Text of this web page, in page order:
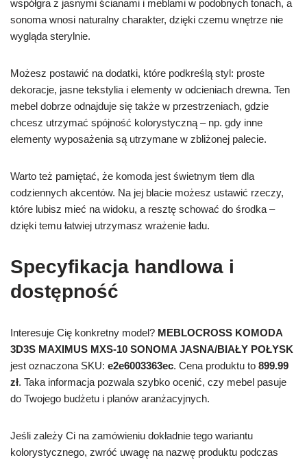
współgra z jasnymi ścianami i meblami w podobnych tonach, a
sonoma wnosi naturalny charakter, dzięki czemu wnętrze nie
wygląda sterylnie.
Możesz postawić na dodatki, które podkreślą styl: proste
dekoracje, jasne tekstylia i elementy w odcieniach drewna. Ten
mebel dobrze odnajduje się także w przestrzeniach, gdzie
chcesz utrzymać spójność kolorystyczną – np. gdy inne
elementy wyposażenia są utrzymane w zbliżonej palecie.
Warto też pamiętać, że komoda jest świetnym tłem dla
codziennych akcentów. Na jej blacie możesz ustawić rzeczy,
które lubisz mieć na widoku, a resztę schować do środka –
dzięki temu łatwiej utrzymasz wrażenie ładu.
Specyfikacja handlowa i
dostępność
Interesuje Cię konkretny model? MEBLOCROSS KOMODA
3D3S MAXIMUS MXS-10 SONOMA JASNA/BIAŁY POŁYSK
jest oznaczona SKU: e2e6003363ec. Cena produktu to 899.99
zł. Taka informacja pozwala szybko ocenić, czy mebel pasuje
do Twojego budżetu i planów aranżacyjnych.
Jeśli zależy Ci na zamówieniu dokładnie tego wariantu
kolorystycznego, zwróć uwagę na nazwę produktu podczas